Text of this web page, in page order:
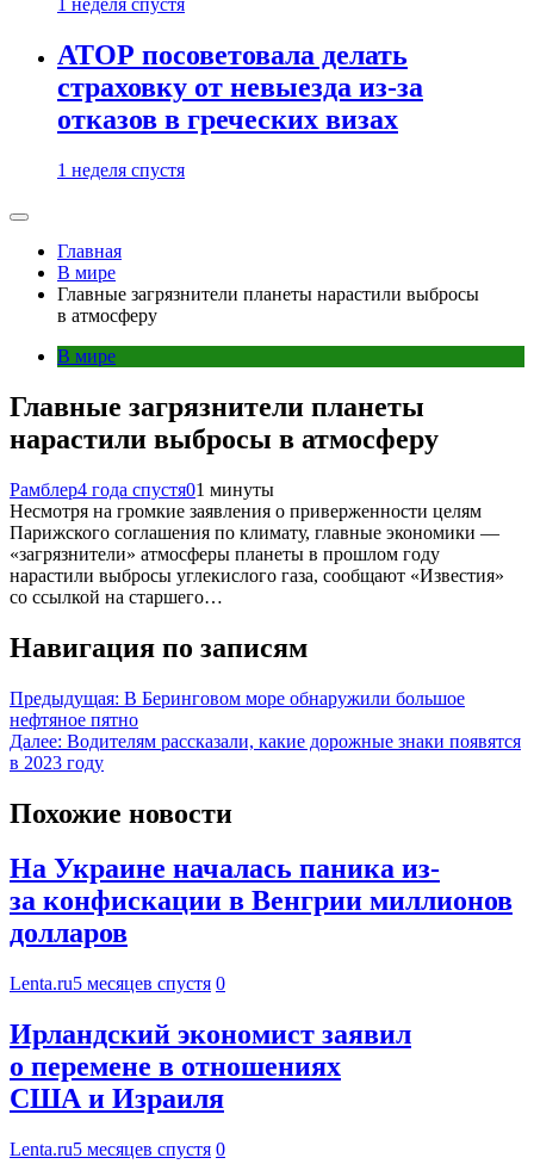
1 неделя спустя
АТОР посоветовала делать
страховку от невыезда из-за
отказов в греческих визах
1 неделя спустя
Главная
В мире
Главные загрязнители планеты нарастили выбросы
в атмосферу
В мире
Главные загрязнители планеты
нарастили выбросы в атмосферу
Рамблер4 года спустя01 минуты
Несмотря на громкие заявления о приверженности целям
Парижского соглашения по климату, главные экономики —
«загрязнители» атмосферы планеты в прошлом году
нарастили выбросы углекислого газа, сообщают «Известия»
со ссылкой на старшего…
Навигация по записям
Предыдущая: В Беринговом море обнаружили большое
нефтяное пятно
Далее: Водителям рассказали, какие дорожные знаки появятся
в 2023 году
Похожие новости
На Украине началась паника из-
за конфискации в Венгрии миллионов
долларов
Lenta.ru5 месяцев спустя 0
Ирландский экономист заявил
о перемене в отношениях
США и Израиля
Lenta.ru5 месяцев спустя 0